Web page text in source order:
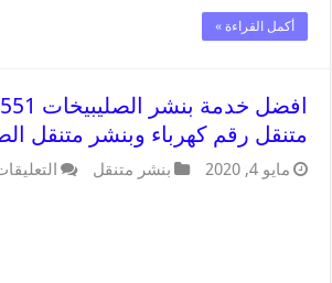
أكمل القراءة »
متنقل رقم كهرباء وبنشر متنقل
مايو 4, 2020 بنشر متنقل